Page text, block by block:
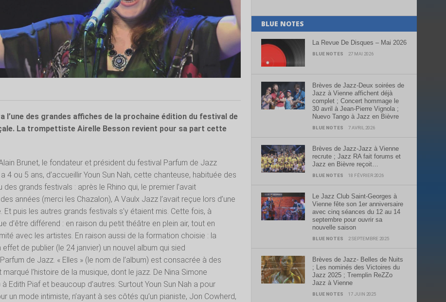
l’une des grandes affiches de la prochaine édition du festival de
La trompettiste Airelle Besson revient pour sa part cette
Brunet, le fondateur et président du festival Parfum de Jazz
4 ou 5 ans, d’accueillir Youn Sun Nah, cette chanteuse, habituée des
grands festivals : après le Rhino qui, le premier l’avait
années (merci les Chazalon), A Vaulx Jazz l’avait reçue lors d’une
Et puis les autres grands festivals s’y étaient mis. Cette fois, à
d’être différend : en raison du petit théâtre en plein air, tout en
avec les artistes. En raison aussi de la formation choisie : la
de publier (le 24 janvier) un nouvel album qui sied
de Jazz. « Elles » (le nom de l’album) est consacrée à des
l’histoire de la musique, dont le jazz. De Nina Simone
à Edith Piaf et beaucoup d’autres. Surtout Youn Sun Nah a pour
un mode intimiste, n’ayant à ses côtés qu’un pianiste, Jon Cowherd,
BLUE NOTES
La Revue De Disques – Mai 2026
BLUE NOTES 27 MAI 2026
Brèves de Jazz-Deux soirées de
Jazz à Vienne affichent déjà
complet ; Concert hommage le
30 avril à Jean-Pierre Vignola ;
Nuevo Tango à Jazz en Bièvre
BLUE NOTES 7 AVRIL 2026
Brèves de Jazz-Jazz à Vienne
recrute ; Jazz RA fait forums et
Jazz en Bièvre reçoit…
BLUE NOTES 18 FÉVRIER 2026
Le Jazz Club Saint-Georges à
Vienne fête son 1er anniversaire
avec cinq séances du 12 au 14
septembre pour ouvrir sa
nouvelle saison
BLUE NOTES 2 SEPTEMBRE 2025
Brèves de Jazz- Belles de Nuits
; Les nominés des Victoires du
Jazz 2025 ; Tremplin ReZZo
Jazz à Vienne
BLUE NOTES 17 JUIN 2025